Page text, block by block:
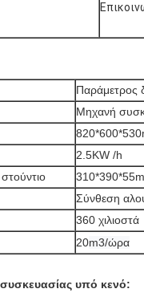
Παράμετρος
Μηχανή
2.5KW /h
Σύνθεση
360 χιλιοστά
20m3/ώρα
υπό κενό: